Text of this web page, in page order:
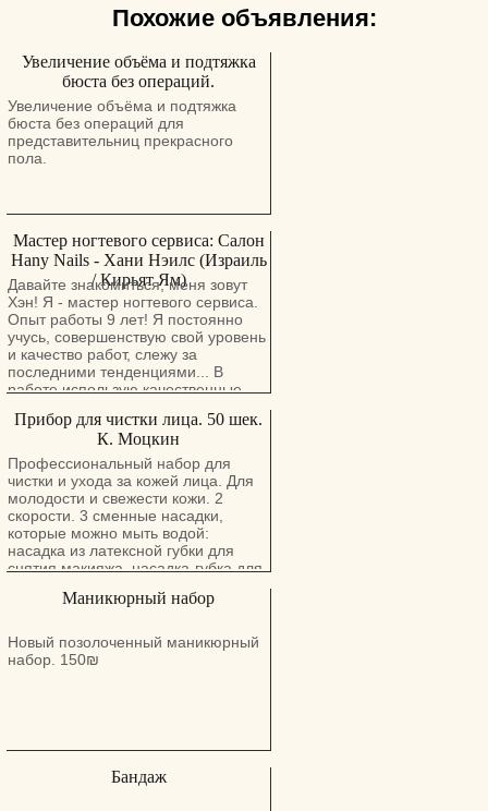
Похожие объявления:
Увеличение объёма и подтяжка
бюста без операций.
Увеличение объёма и подтяжка
бюста без операций для
представительниц прекрасного
пола.
Мастер ногтевого сервиса: Салон
Hany Nails - Хани Нэилс (Израиль
/ Кирьят Ям)
Давайте знакомиться, меня зовут
Хэн! Я - мастер ногтевого сервиса.
Опыт работы 9 лет! Я постоянно
учусь, совершенствую свой уровень
и качество работ, слежу за
последними тенденциями... В
работе использую качественные
насчитывает более 200 цветов! Я
работаю во многих "ручных"
техниках: рисую, инкрустирую ногти
стразами и декоративными
элементами, и т.д. В арсенале
также есть слайдер-дизайны,
стемпинг, фольга. Как правило, я
выполняю любой каприз клиента.
Большое внимание уделяю
стадии дезинфекции и
каждого клиента. Я хочу, чтобы
идеальные ногти носила каждая
Женщина! Мастер ногтевого
Прибор для чистки лица. 50 шек.
К. Моцкин
Профессиональный набор для
чистки и ухода за кожей лица. Для
молодости и свежести кожи. 2
скорости. 3 сменные насадки,
которые можно мыть водой:
насадка из латексной губки для
снятия макияжа, насадка-губка для
насадка-щетка для бережной
Маникюрный набор
Новый позолоченный маникюрный
набор. 150₪
Бандаж